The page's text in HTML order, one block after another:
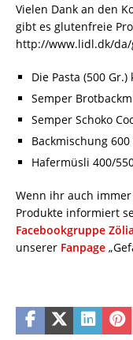
Vielen Dank an den
gibt es glutenfreie
http://www.lidl.dk/
Die Pasta (500 Gr.)
Semper
Semper Schoko
Backmischung 600
Hafermüsli 400/
Wenn ihr auch
Produkte informiert
Facebookgruppe
unserer Fanpage